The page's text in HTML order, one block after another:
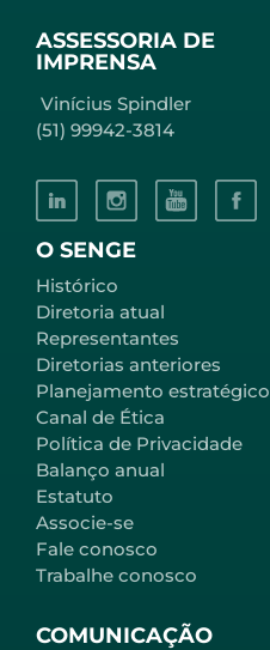
O SENGE
Histórico
Diretoria atual
Representantes
Diretorias anteriores
Planejamento estratégico
Canal de Ética
Política de Privacidade
Balanço anual
Estatuto
Associe-se
Fale conosco
Trabalhe conosco
COMUNICAÇÃO
ASSESSORIA DE
IMPRENSA
Vinícius Spindler
(51) 99942-3814